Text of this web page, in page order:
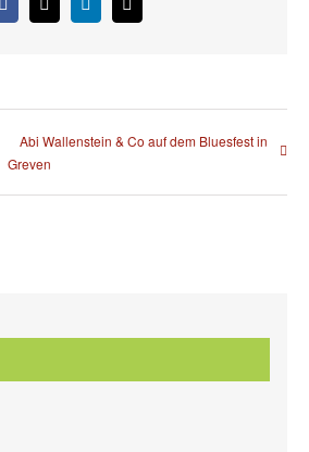
Facebook
X LinkedIn
E-
Mail
Abi Wallenstein & Co auf dem Bluesfest in
Greven